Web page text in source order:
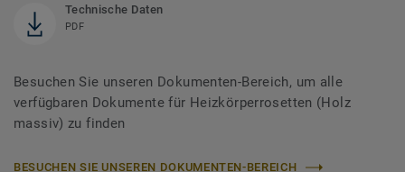
Technische Daten
PDF
Besuchen Sie unseren Dokumenten-Bereich, um alle
verfügbaren Dokumente für Heizkörperrosetten (Holz
massiv) zu finden
BESUCHEN SIE UNSEREN DOKUMENTEN-BEREICH